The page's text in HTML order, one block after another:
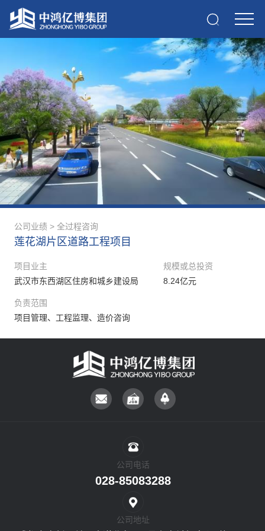
公司业绩 > 全过程咨询
莲花湖片区道路工程项目
项目业主
武汉市东西湖区住房和城乡建设局
规模或总投资
8.24亿元
负责范围
项目管理、工程监理、造价咨询
公司电话
028-85083288
公司地址